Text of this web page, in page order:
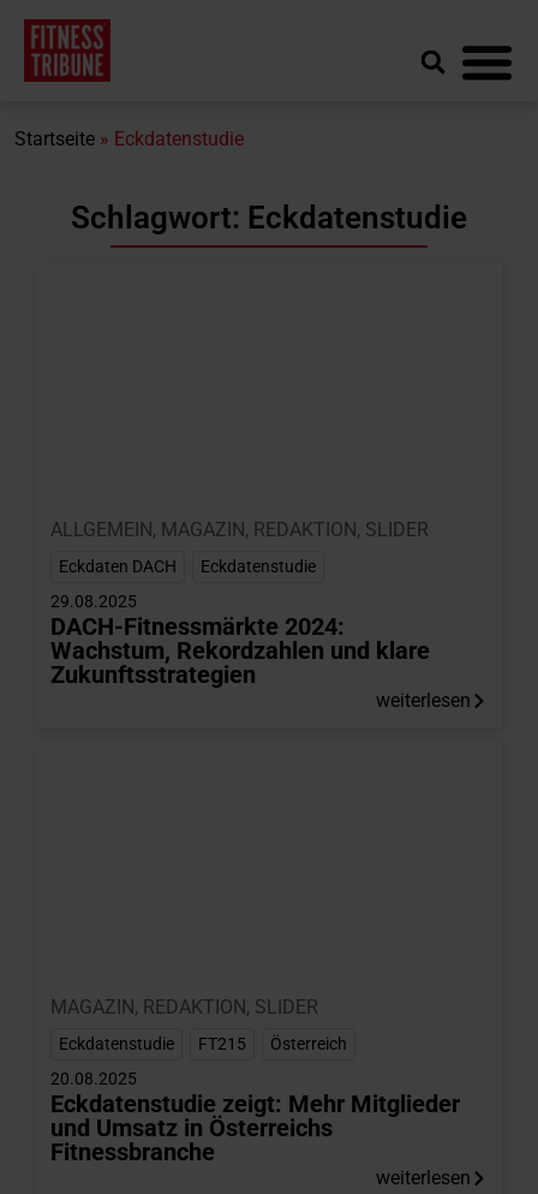
Startseite » Eckdatenstudie
Schlagwort: Eckdatenstudie
ALLGEMEIN, MAGAZIN, REDAKTION, SLIDER
Eckdaten DACH
Eckdatenstudie
29.08.2025
DACH-Fitnessmärkte 2024:
Wachstum, Rekordzahlen und klare
Zukunftsstrategien
weiterlesen
MAGAZIN, REDAKTION, SLIDER
Eckdatenstudie FT215
Österreich
20.08.2025
Eckdatenstudie zeigt: Mehr Mitglieder
und Umsatz in Österreichs
Fitnessbranche
weiterlesen